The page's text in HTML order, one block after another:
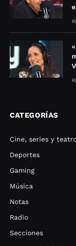
CATEGORÍAS
Cine, series y
Deportes
Gaming
Música
Notas
Radio
Secciones